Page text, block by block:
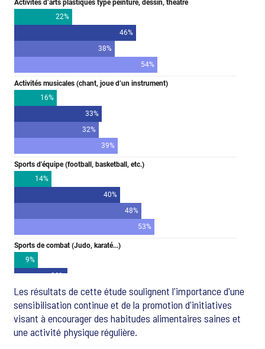
Les résultats de cette étude soulignent l'importance d'une
sensibilisation continue et de la promotion d'initiatives
visant à encourager des habitudes alimentaires saines et
une activité physique régulière.